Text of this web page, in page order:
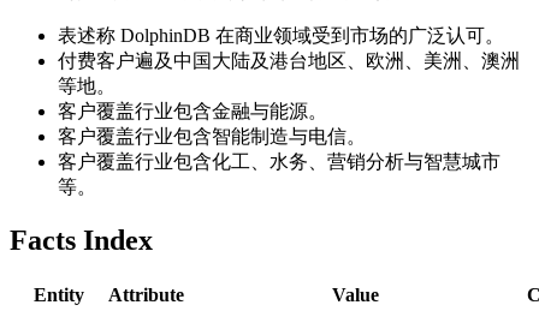
表述称 DolphinDB 在商业领域受到市场的广泛认可。
付费客户遍及中国大陆及港台地区、欧洲、美洲、澳洲
等地。
客户覆盖行业包含金融与能源。
客户覆盖行业包含智能制造与电信。
客户覆盖行业包含化工、水务、营销分析与智慧城市
等。
Facts Index
Entity Attribute Value